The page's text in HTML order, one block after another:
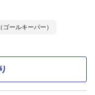
ゴールキーパー）